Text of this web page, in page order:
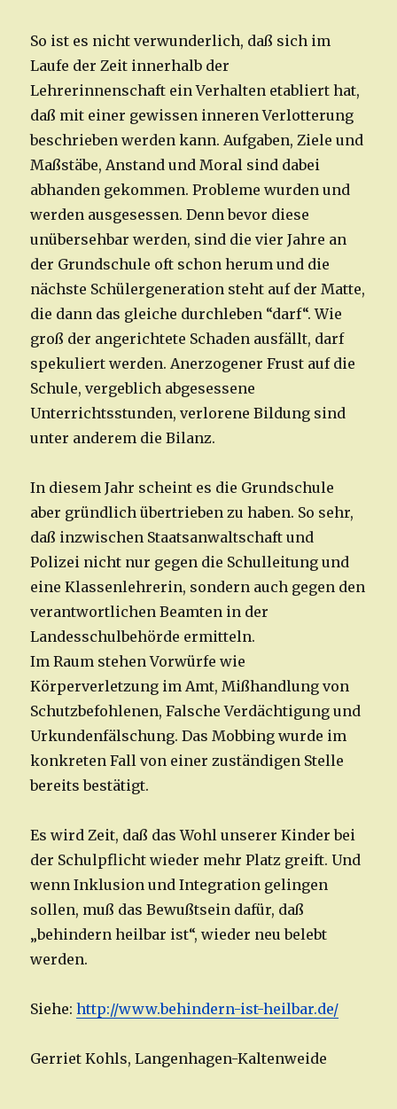
So ist es nicht verwunderlich, daß sich im
Laufe der Zeit innerhalb der
Lehrerinnenschaft ein Verhalten etabliert hat,
daß mit einer gewissen inneren Verlotterung
beschrieben werden kann. Aufgaben, Ziele und
Maßstäbe, Anstand und Moral sind dabei
abhanden gekommen. Probleme wurden und
werden ausgesessen. Denn bevor diese
unübersehbar werden, sind die vier Jahre an
der Grundschule oft schon herum und die
nächste Schülergeneration steht auf der Matte,
die dann das gleiche durchleben “darf“. Wie
groß der angerichtete Schaden ausfällt, darf
spekuliert werden. Anerzogener Frust auf die
Schule, vergeblich abgesessene
Unterrichtsstunden, verlorene Bildung sind
unter anderem die Bilanz.
In diesem Jahr scheint es die Grundschule
aber gründlich übertrieben zu haben. So sehr,
daß inzwischen Staatsanwaltschaft und
Polizei nicht nur gegen die Schulleitung und
eine Klassenlehrerin, sondern auch gegen den
verantwortlichen Beamten in der
Landesschulbehörde ermitteln.
Im Raum stehen Vorwürfe wie
Körperverletzung im Amt, Mißhandlung von
Schutzbefohlenen, Falsche Verdächtigung und
Urkundenfälschung. Das Mobbing wurde im
konkreten Fall von einer zuständigen Stelle
bereits bestätigt.
Es wird Zeit, daß das Wohl unserer Kinder bei
der Schulpflicht wieder mehr Platz greift. Und
wenn Inklusion und Integration gelingen
sollen, muß das Bewußtsein dafür, daß
„behindern heilbar ist“, wieder neu belebt
werden.
Siehe:http://www.behindern-ist-heilbar.de/
Gerriet Kohls, Langenhagen-Kaltenweide